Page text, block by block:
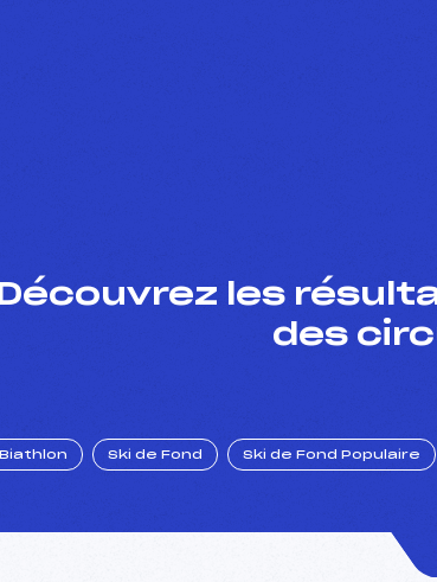
Découvrez les
des
Biathlon Ski de Fond Ski de Fond Populaire